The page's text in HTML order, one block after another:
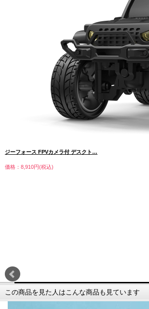
ジーフォース FPVカメラ付 デスクト…
価格：8,910円(税込)
この商品を見た人はこんな商品も見ています